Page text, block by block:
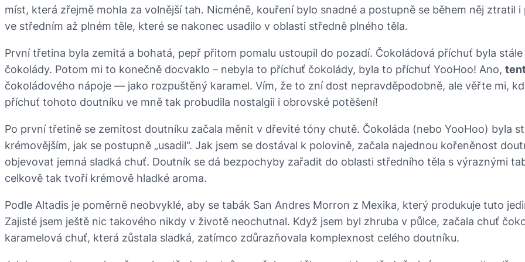
míst, která zřejmě mohla za volnější tah. Nicméně, kouření bylo snadné a postupně se během něj
ve středním až plném těle, které se nakonec usadilo v oblasti středně plného těla.
První třetina byla zemitá a bohatá, pepř přitom pomalu ustoupil do pozadí. Čokoládová příchuť byla
čokolády. Potom mi to konečně docvaklo – nebyla to příchuť čokolády, byla to příchuť YooHoo! Ano,
čokoládového nápoje — jako rozpuštěný karamel. Vím, že to zní dost nepravděpodobně, ale věřte mi,
příchuť tohoto doutníku ve mně tak probudila nostalgii i obrovské potěšení!
Po první třetině se zemitost doutníku začala měnit v dřevité tóny chutě. Čokoláda (nebo YooHoo) byla
krémovějším, jak se postupně „usadil“. Jak jsem se dostával k polovině, začala najednou kořeněnost
objevovat jemná sladká chuť. Doutník se dá bezpochyby zařadit do oblasti středního těla s výraznými
celkově tak tvoří krémově hladké aroma.
Podle Altadis je poměrně neobvyklé, aby se tabák San Andres Morron z Mexika, který produkuje tuto
Zajisté jsem ještě nic takového nikdy v životě neochutnal. Když jsem byl zhruba v půlce, začala chuť
karamelová chuť, která zůstala sladká, zatímco zdůrazňovala komplexnost celého doutníku.